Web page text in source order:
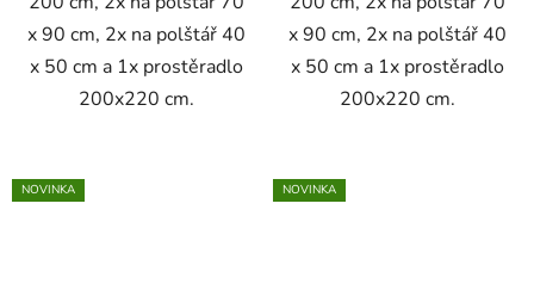
x 90 cm, 2x na polštář 40
x 50 cm a 1x prostěradlo
200x220 cm.
x 90 cm, 2x na polštář 40
x 50 cm a 1x prostěradlo
200x220 cm.
NOVINKA NOVINKA